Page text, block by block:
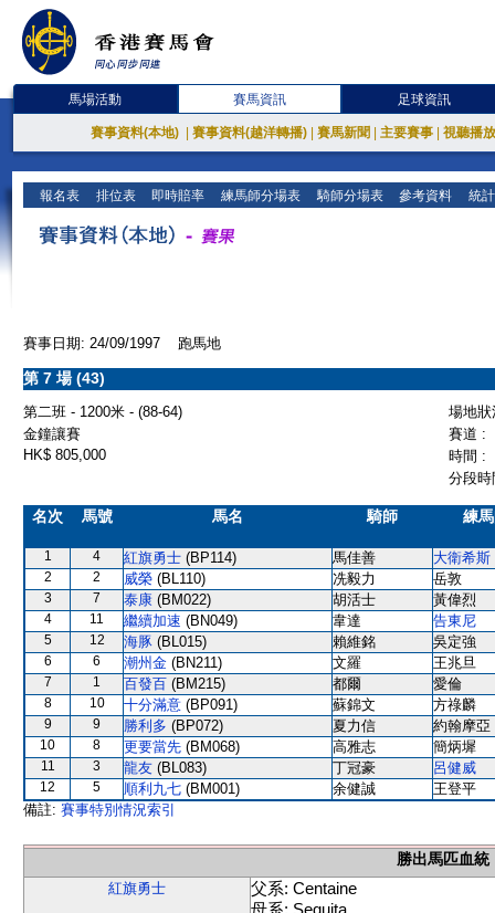
馬場活動 賽馬資訊 足球資訊
賽事資料(本地) 賽事資料(越洋轉播) 賽馬新聞 主要賽事 視聽播
報名表 排位表 即時賠率 練馬師分場表 騎師分場表 參考資料 統
賽事日期: 24/09/1997 跑馬地
第 7 場 (43)
第二班 - 1200米 - (88-64)
場地
金鐘讓賽
賽道 :
HK$ 805,000
時間 :
分段
名次 馬號 馬名 騎師 練
1 4 紅旗勇士 (BP114) 馬佳善 大衛希斯
2 2 威榮 (BL110) 冼毅力 岳敦
3 7 泰康 (BM022) 胡活士 黃偉烈
4 11 繼續加速 (BN049) 韋達 告東尼
5 12 海豚 (BL015) 賴維銘 吳定強
6 6 潮州金 (BN211) 文羅 王兆旦
7 1 百發百 (BM215) 都爾 愛倫
8 10 十分滿意 (BP091) 蘇錦文 方祿麟
9 9 勝利多 (BP072) 夏力信 約翰摩亞
10 8 更要當先 (BM068) 高雅志 簡炳墀
11 3 龍友 (BL083) 丁冠豪 呂健威
12 5 順利九七 (BM001) 余健誠
王登平
備註: 賽事特別情況索引
勝出馬匹血統
紅旗勇士
父系: Centaine
母系: Sequita